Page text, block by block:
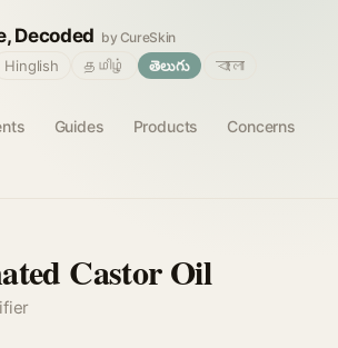
Decoded by CureSkin
Guides Products
Concerns
Hinglish தமிழ் తెలుగు
বাংলা
Castor Oil